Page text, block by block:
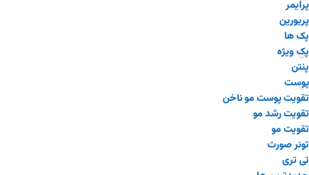
پرایمر
پریورین
پک ها
پک ویژه
پنتن
پوست
تقویت پوست مو ناخن
تقویت رشد مو
تقویت مو
تونر صورت
تی تری